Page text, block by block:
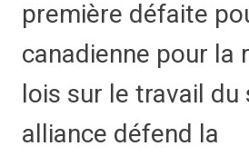
première défaite
canadienne pour la
lois sur le travail du
alliance défend la